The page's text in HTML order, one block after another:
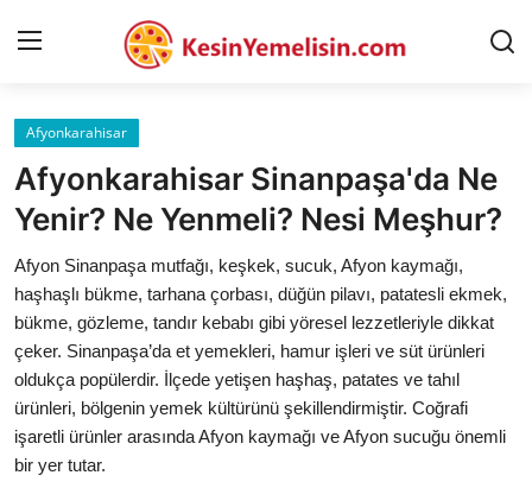
AnaSayfa
Gizlilik Sözleşmesi
Rüya Tabirleri
Diyet & Sağlıklı Beslenme
İletişim
Şehirler
Helal Gıda & Dini Hükümler
Afyonkarahisar
Afyonkarahisar Sinanpaşa'da Ne
Yenir? Ne Yenmeli? Nesi Meşhur?
Afyon Sinanpaşa mutfağı, keşkek, sucuk, Afyon kaymağı,
haşhaşlı bükme, tarhana çorbası, düğün pilavı, patatesli ekmek,
bükme, gözleme, tandır kebabı gibi yöresel lezzetleriyle dikkat
çeker. Sinanpaşa’da et yemekleri, hamur işleri ve süt ürünleri
oldukça popülerdir. İlçede yetişen haşhaş, patates ve tahıl
ürünleri, bölgenin yemek kültürünü şekillendirmiştir. Coğrafi
işaretli ürünler arasında Afyon kaymağı ve Afyon sucuğu önemli
bir yer tutar.